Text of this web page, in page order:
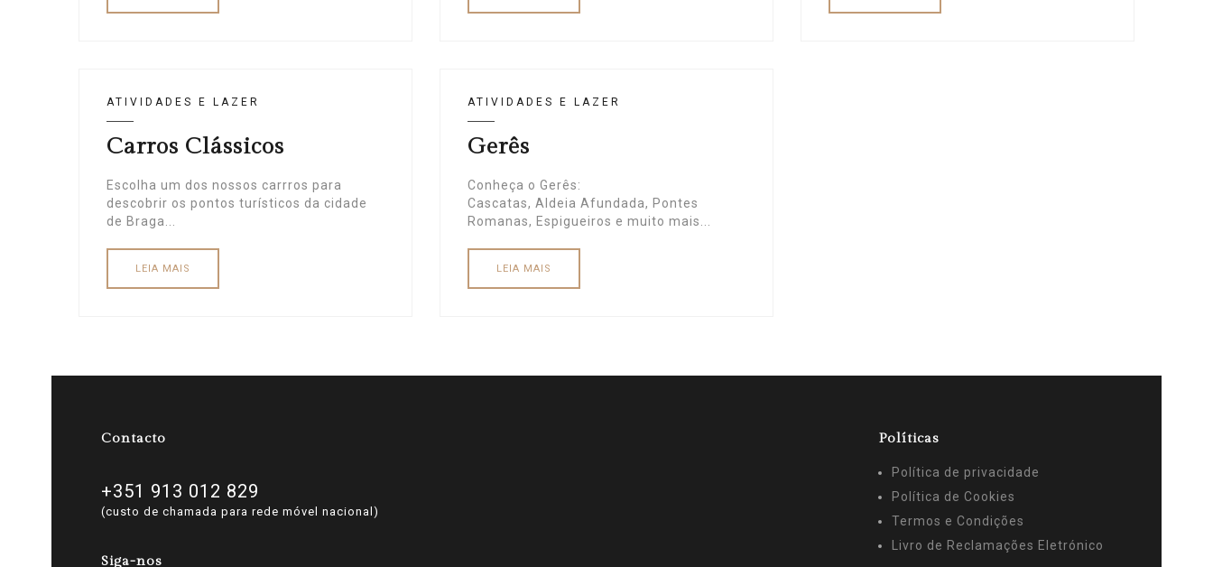
ATIVIDADES E LAZER
Carros Clássicos
Escolha um dos nossos carrros para
descobrir os pontos turísticos da cidade
de Braga...
LEIA MAIS
ATIVIDADES E LAZER
Gerês
Conheça o Gerês:
Cascatas, Aldeia Afundada, Pontes
Romanas, Espigueiros e muito mais...
LEIA MAIS
Contacto
+351 913 012 829
(custo de chamada para rede móvel nacional)
Siga-nos
Políticas
Política de privacidade
Política de Cookies
Termos e Condições
Livro de Reclamações Eletrónico